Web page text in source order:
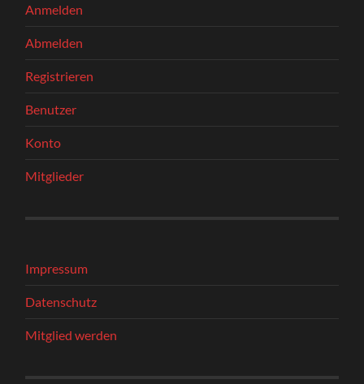
Anmelden
Abmelden
Registrieren
Benutzer
Konto
Mitglieder
Impressum
Datenschutz
Mitglied werden